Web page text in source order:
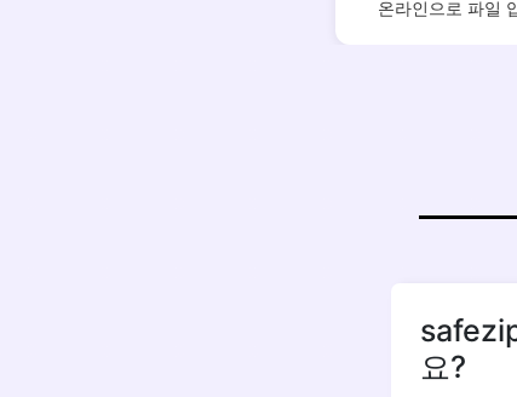
온라인으로 파일
요?